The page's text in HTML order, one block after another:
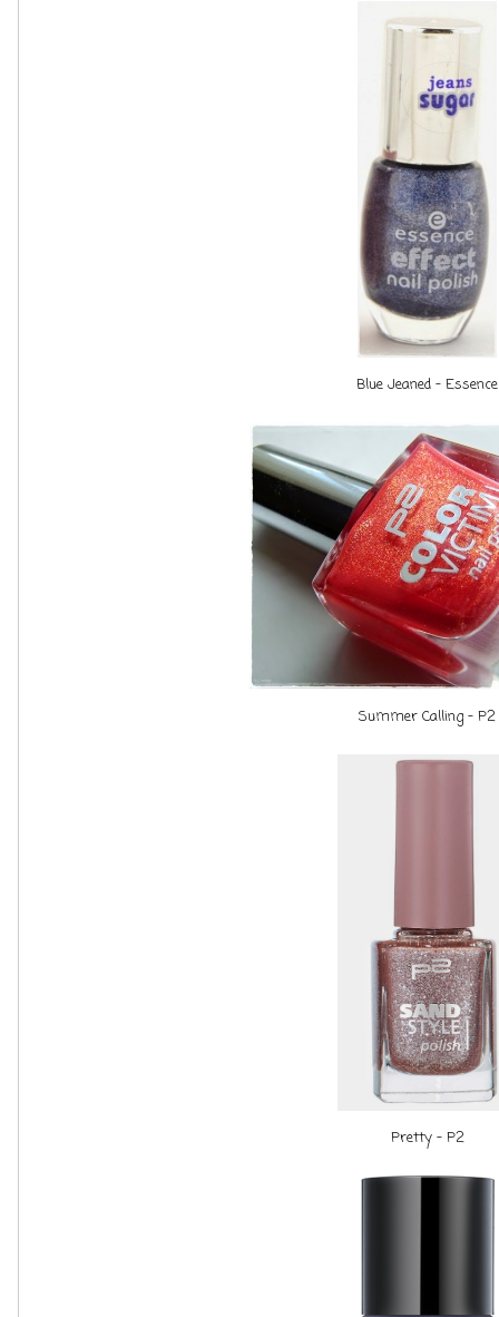
Blue Jeaned - Essence
Summer Calling - P2
Pretty - P2